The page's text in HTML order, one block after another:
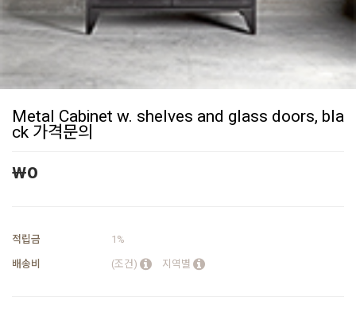
Metal Cabinet w. shelves and glass doors, bla
ck 가격문의
￦0
적립금
1%
배송비
(조건) 지역별